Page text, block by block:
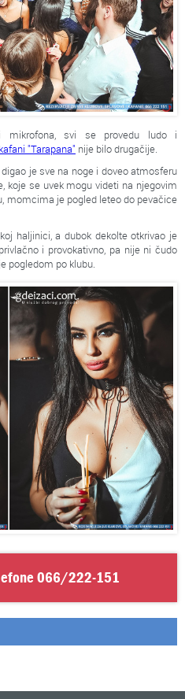
mikrofona, svi se provedu ludo i
"Tarapana" nije bilo drugačije.
je sve na noge i doveo atmosferu
koje se uvek mogu videti na njegovim
momcima je pogled leteo do pevačice
haljinici, a dubok dekolte otkrivao je
i provokativno, pa nije ni čudo
pogledom po klubu.
066/222-151